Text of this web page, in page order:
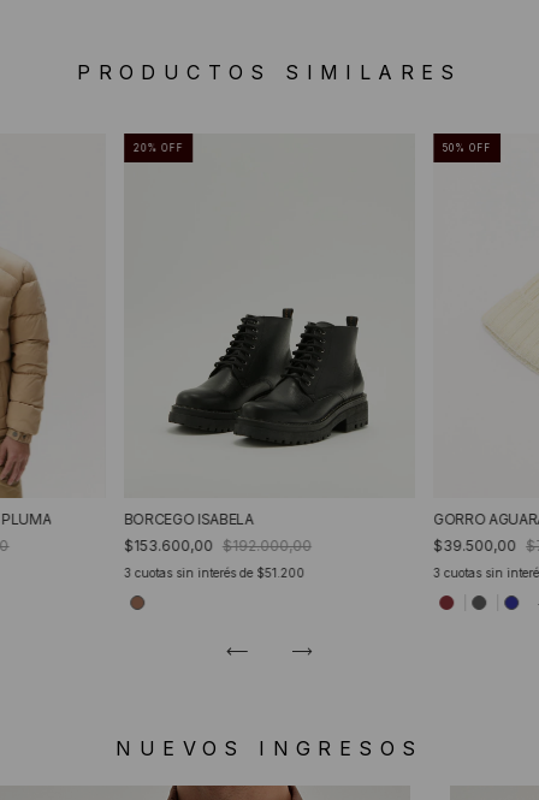
PRODUCTOS SIMILARES
PLUMA
20% OFF
BORCEGO ISABELA
$153.600,00 $192.000,00
3 cuotas sin interés de $51.200
50 %OFF
GORRO
$39.500,00
3cuotas sin
NUEVOS INGRESOS